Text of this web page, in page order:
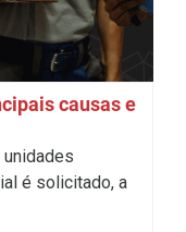
causas e
é solicitado, a